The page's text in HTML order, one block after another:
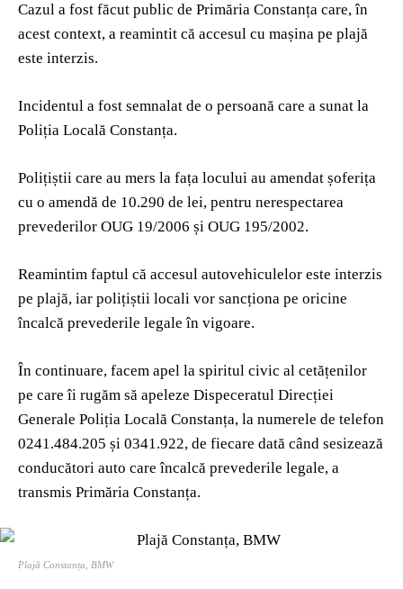
Cazul a fost făcut public de Primăria Constanța care, în
acest context, a reamintit că accesul cu mașina pe plajă
este interzis.
Incidentul a fost semnalat de o persoană care a sunat la
Poliția Locală Constanța.
Polițiștii care au mers la fața locului au amendat șoferița
cu o amendă de 10.290 de lei, pentru nerespectarea
prevederilor OUG 19/2006 și OUG 195/2002.
Reamintim faptul că accesul autovehiculelor este interzis
pe plajă, iar polițiștii locali vor sancționa pe oricine
încalcă prevederile legale în vigoare.
În continuare, facem apel la spiritul civic al cetățenilor
pe care îi rugăm să apeleze Dispeceratul Direcției
Generale Poliția Locală Constanța, la numerele de telefon
0241.484.205 și 0341.922, de fiecare dată când sesizează
conducători auto care încalcă prevederile legale, a
transmis Primăria Constanța.
Plajă Constanța, BMW